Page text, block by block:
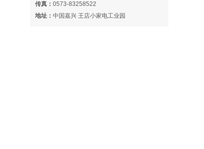
传真： 0573-83258522
地址： 中国嘉兴 王店小家电工业园